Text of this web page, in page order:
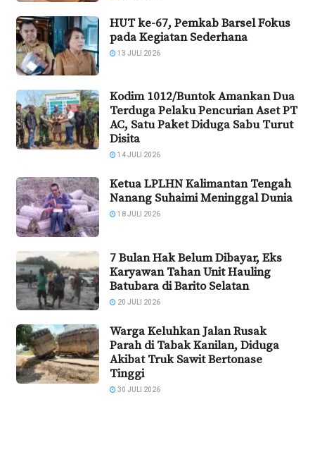
HUT ke-67, Pemkab Barsel Fokus
pada Kegiatan Sederhana
13 JULI 2026
Kodim 1012/Buntok Amankan Dua
Terduga Pelaku Pencurian Aset PT
AC, Satu Paket Diduga Sabu Turut
Disita
14 JULI 2026
Ketua LPLHN Kalimantan Tengah
Nanang Suhaimi Meninggal Dunia
18 JULI 2026
7 Bulan Hak Belum Dibayar, Eks
Karyawan Tahan Unit Hauling
Batubara di Barito Selatan
20 JULI 2026
Warga Keluhkan Jalan Rusak
Parah di Tabak Kanilan, Diduga
Akibat Truk Sawit Bertonase
Tinggi
30 JULI 2026